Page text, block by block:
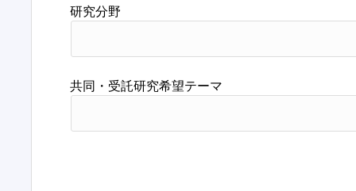
研究分野
共同・受託研究希望テーマ